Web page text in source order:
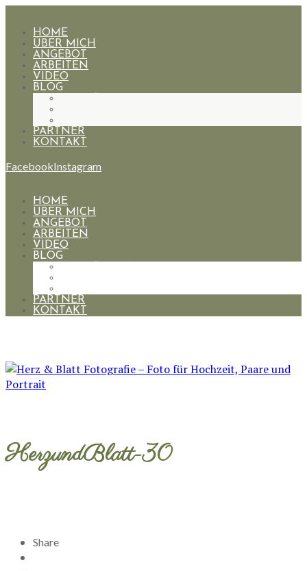
HOME
ÜBER MICH
ANGEBOT
ARBEITEN
VIDEO
BLOG
PARTNER
KONTAKT
FacebookInstagram
HOME
ÜBER MICH
ANGEBOT
ARBEITEN
VIDEO
BLOG
PARTNER
KONTAKT
HerzundBlatt-30
Share